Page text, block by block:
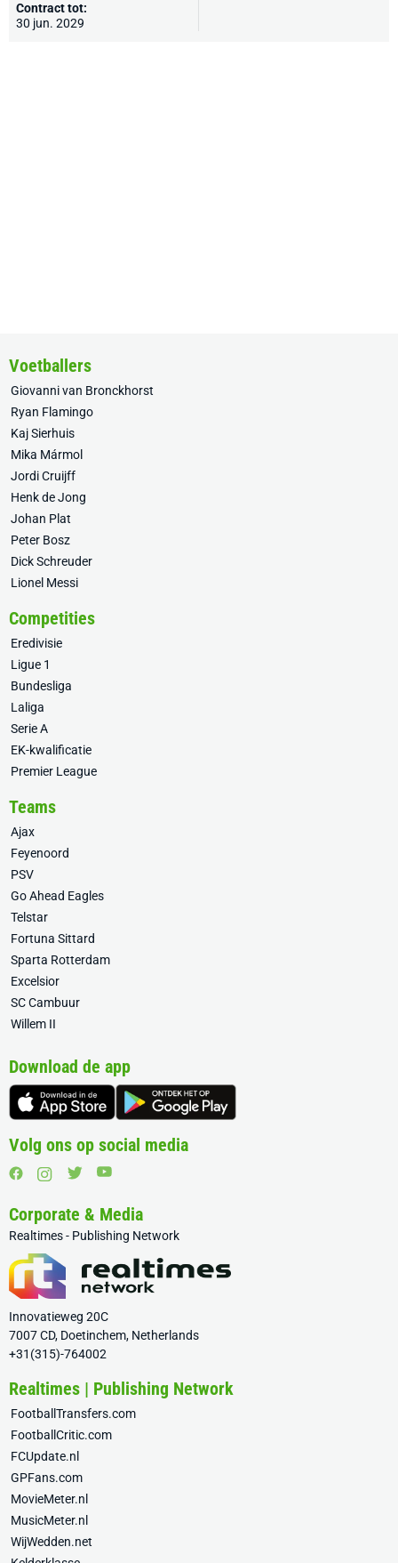
Contract tot:
30 jun. 2029
Voetballers
Giovanni van Bronckhorst
Ryan Flamingo
Kaj Sierhuis
Mika Mármol
Jordi Cruijff
Henk de Jong
Johan Plat
Peter Bosz
Dick Schreuder
Lionel Messi
Competities
Eredivisie
Ligue 1
Bundesliga
Laliga
Serie A
EK-kwalificatie
Premier League
Teams
Ajax
Feyenoord
PSV
Go Ahead Eagles
Telstar
Fortuna Sittard
Sparta Rotterdam
Excelsior
SC Cambuur
Willem II
Download de app
Volg ons op social media
Corporate & Media
Realtimes - Publishing Network
Innovatieweg 20C
7007 CD, Doetinchem, Netherlands
+31(315)-764002
Realtimes | Publishing Network
FootballTransfers.com
FootballCritic.com
FCUpdate.nl
GPFans.com
MovieMeter.nl
MusicMeter.nl
WijWedden.net